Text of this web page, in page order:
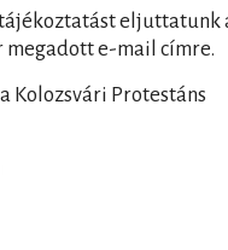
eljuttatunk
e-mail címre.
Kolozsvári Protestáns